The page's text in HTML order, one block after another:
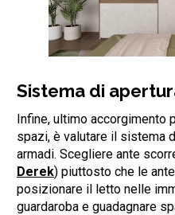
Sistema di
Infine, ultimo accorgimento
spazi, è valutare il sistema
armadi. Scegliere ante
Derek) piuttosto che le
posizionare il letto nelle
guardaroba e guadagnare